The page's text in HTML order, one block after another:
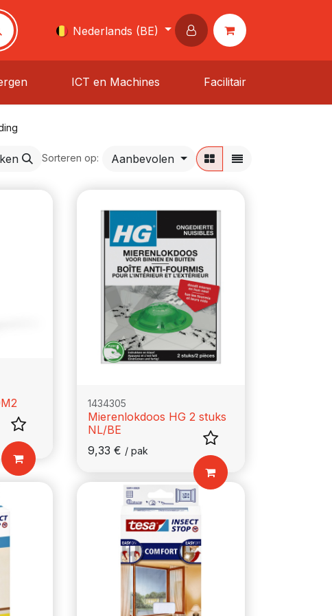
Nederlands (BE)
ICT en Machines Facilitair
Sorteren op: Aanbevolen
1434305
Mierenlokdoos HG 2 stuks
NL/BE
9,33 € / pak